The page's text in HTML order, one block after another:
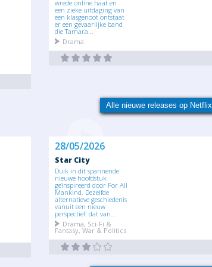
wrede online haat en
een zieke uitdaging van
een klasgenoot ontstaat
er een gevaarlijke band
die Tamara...
Drama
Alle nieuwe releases op Netflix
28/05/2026
Star City
Duik in dit spannende
nieuwe hoofdstuk
geïnspireerd door For All
Mankind. Dezelfde
alternatieve geschiedenis
vanuit een nieuw
perspectief: dat van...
Drama, Sci-Fi &
Fantasy, War & Politics